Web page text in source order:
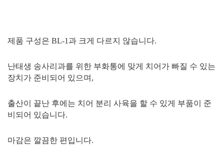
제품 구성은 BL-1과 크게 다르지 않습니다.
난태생 송사리과를 위한 부화통에 맞게 치어가 빠질 수 있는
장치가 준비되어 있으며,
출산이 끝난 후에는 치어 분리 사육을 할 수 있게 부품이 준
비되어 있습니다.
마감은 깔끔한 편입니다.